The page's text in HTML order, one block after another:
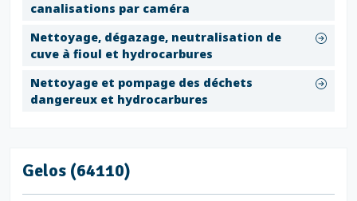
canalisations par caméra
Nettoyage, dégazage, neutralisation de
cuve à fioul et hydrocarbures
Nettoyage et pompage des déchets
dangereux et hydrocarbures
Gelos (64110)